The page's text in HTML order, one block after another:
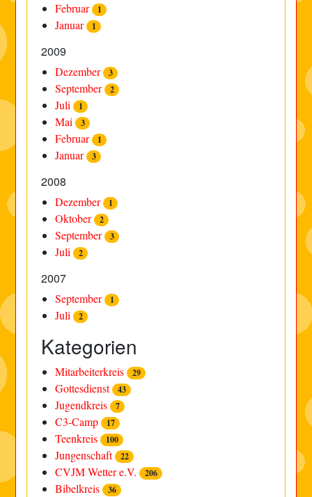
Februar 1
Januar 1
2009
Dezember 3
September 2
Juli 1
Mai 3
Februar 1
Januar 3
2008
Dezember 1
Oktober 2
September 3
Juli 2
2007
September 1
Juli 2
Kategorien
Mitarbeiterkreis 29
Gottesdienst 43
Jugendkreis 7
C3-Camp 17
Teenkreis 100
Jungenschaft 22
CVJM Wetter e.V. 206
Bibelkreis 36